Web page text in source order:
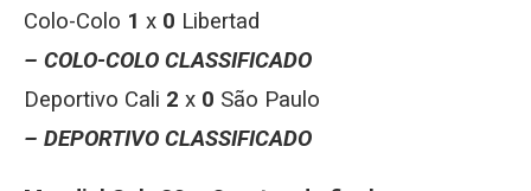
Colo-Colo 1 x 0 Libertad
– COLO-COLO CLASSIFICADO
Deportivo Cali 2 x 0 São Paulo
– DEPORTIVO CLASSIFICADO